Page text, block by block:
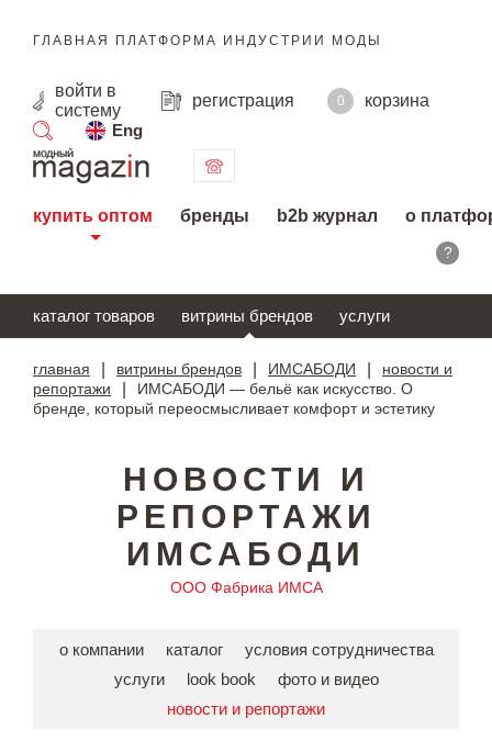
ГЛАВНАЯ ПЛАТФОРМА ИНДУСТРИИ МОДЫ
войти в
систему
регистрация 0
корзина
Eng
поиск
купить оптом бренды b2b журнал о
?
каталог товаров витрины брендов услуги
главная витрины брендов ИМСАБОДИ
новости и
репортажи
ИМСАБОДИ — бельё как искусство. О
бренде, который переосмысливает комфорт и эстетику
НОВОСТИ И
РЕПОРТАЖИ
ИМСАБОДИ
ООО Фабрика ИМСА
о компании каталог
условия сотрудничества
услуги
look book
фото и видео
новости и репортажи